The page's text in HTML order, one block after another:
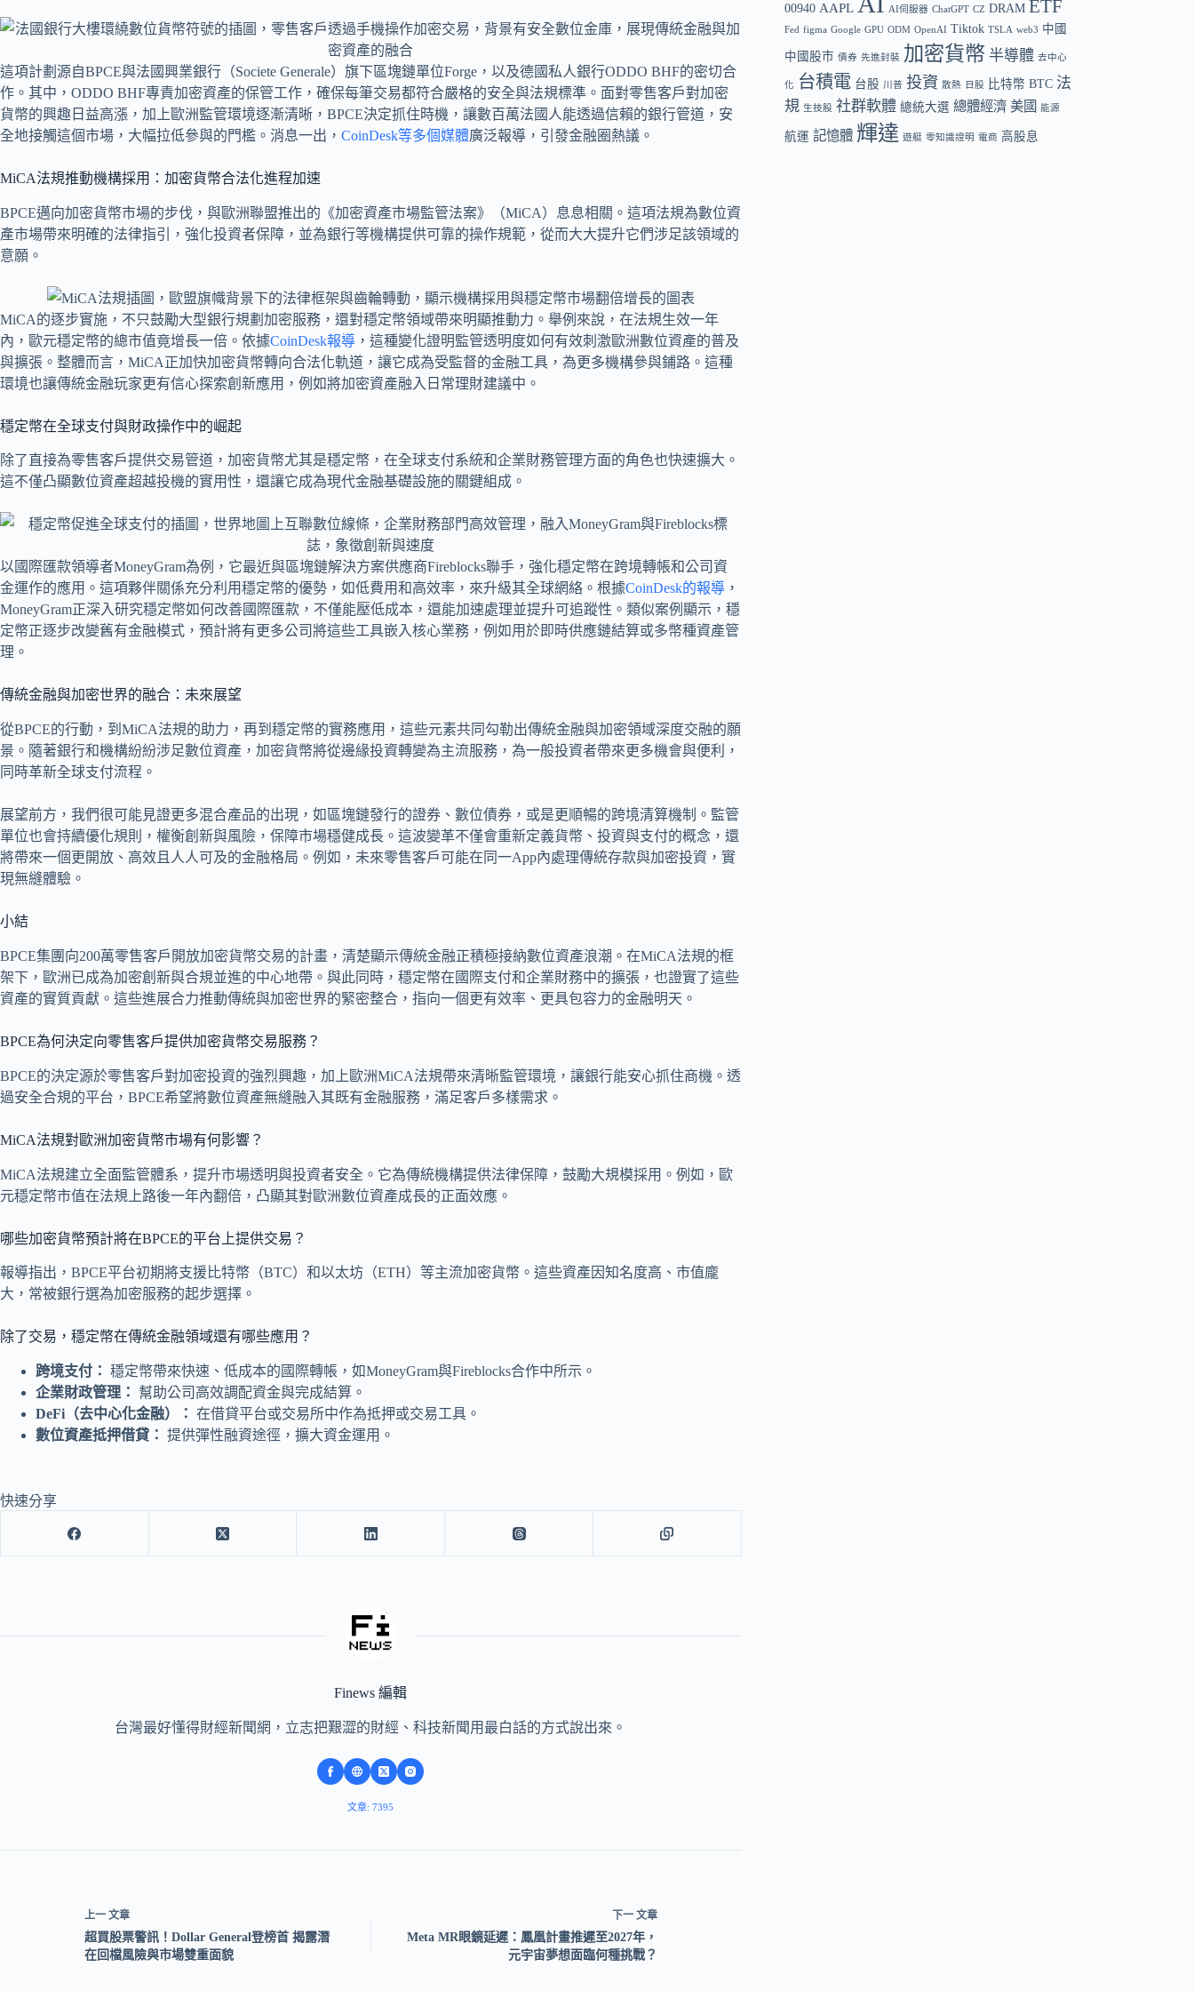
這項計劃源自BPCE與法國興業銀行（Societe Generale）旗下區塊鏈單位Forge，以及德國私人銀行ODDO BHF的密切合
作。其中，ODDO BHF專責加密資產的保管工作，確保每筆交易都符合嚴格的安全與法規標準。面對零售客戶對加密
貨幣的興趣日益高漲，加上歐洲監管環境逐漸清晰，BPCE決定抓住時機，讓數百萬法國人能透過信賴的銀行管道，安
全地接觸這個市場，大幅拉低參與的門檻。消息一出， CoinDesk等多個媒體廣泛報導，引發金融圈熱議。
MiCA法規推動機構採用：加密貨幣合法化進程加速
BPCE邁向加密貨幣市場的步伐，與歐洲聯盟推出的《加密資產市場監管法案》（MiCA）息息相關。這項法規為數位資
產市場帶來明確的法律指引，強化投資者保障，並為銀行等機構提供可靠的操作規範，從而大大提升它們涉足該領域的
意願。
MiCA的逐步實施，不只鼓勵大型銀行規劃加密服務，還對穩定幣領域帶來明顯推動力。舉例來說，在法規生效一年
內，歐元穩定幣的總市值竟增長一倍。依據CoinDesk報導 ，這種變化證明監管透明度如何有效刺激歐洲數位資產的普及
與擴張。整體而言，MiCA正加快加密貨幣轉向合法化軌道，讓它成為受監督的金融工具，為更多機構參與鋪路。這種
環境也讓傳統金融玩家更有信心探索創新應用，例如將加密資產融入日常理財建議中。
穩定幣在全球支付與財政操作中的崛起
除了直接為零售客戶提供交易管道，加密貨幣尤其是穩定幣，在全球支付系統和企業財務管理方面的角色也快速擴大。
這不僅凸顯數位資產超越投機的實用性，還讓它成為現代金融基礎設施的關鍵組成。
以國際匯款領導者MoneyGram為例，它最近與區塊鏈解決方案供應商Fireblocks聯手，強化穩定幣在跨境轉帳和公司資
金運作的應用。這項夥伴關係充分利用穩定幣的優勢，如低費用和高效率，來升級其全球網絡。根據CoinDesk的報導 ，
MoneyGram正深入研究穩定幣如何改善國際匯款，不僅能壓低成本，還能加速處理並提升可追蹤性。類似案例顯示，穩
定幣正逐步改變舊有金融模式，預計將有更多公司將這些工具嵌入核心業務，例如用於即時供應鏈結算或多幣種資產管
理。
傳統金融與加密世界的融合：未來展望
從BPCE的行動，到MiCA法規的助力，再到穩定幣的實務應用，這些元素共同勾勒出傳統金融與加密領域深度交融的願
景。隨著銀行和機構紛紛涉足數位資產，加密貨幣將從邊緣投資轉變為主流服務，為一般投資者帶來更多機會與便利，
同時革新全球支付流程。
展望前方，我們很可能見證更多混合產品的出現，如區塊鏈發行的證券、數位債券，或是更順暢的跨境清算機制。監管
單位也會持續優化規則，權衡創新與風險，保障市場穩健成長。這波變革不僅會重新定義貨幣、投資與支付的概念，還
將帶來一個更開放、高效且人人可及的金融格局。例如，未來零售客戶可能在同一App內處理傳統存款與加密投資，實
現無縫體驗。
小結
BPCE集團向200萬零售客戶開放加密貨幣交易的計畫，清楚顯示傳統金融正積極接納數位資產浪潮。在MiCA法規的框
架下，歐洲已成為加密創新與合規並進的中心地帶。與此同時，穩定幣在國際支付和企業財務中的擴張，也證實了這些
資產的實質貢獻。這些進展合力推動傳統與加密世界的緊密整合，指向一個更有效率、更具包容力的金融明天。
BPCE為何決定向零售客戶提供加密貨幣交易服務？
BPCE的決定源於零售客戶對加密投資的強烈興趣，加上歐洲MiCA法規帶來清晰監管環境，讓銀行能安心抓住商機。透
過安全合規的平台，BPCE希望將數位資產無縫融入其既有金融服務，滿足客戶多樣需求。
MiCA法規對歐洲加密貨幣市場有何影響？
MiCA法規建立全面監管體系，提升市場透明與投資者安全。它為傳統機構提供法律保障，鼓勵大規模採用。例如，歐
元穩定幣市值在法規上路後一年內翻倍，凸顯其對歐洲數位資產成長的正面效應。
哪些加密貨幣預計將在BPCE的平台上提供交易？
報導指出，BPCE平台初期將支援比特幣（BTC）和以太坊（ETH）等主流加密貨幣。這些資產因知名度高、市值龐
大，常被銀行選為加密服務的起步選擇。
除了交易，穩定幣在傳統金融領域還有哪些應用？
跨境支付： 穩定幣帶來快速、低成本的國際轉帳，如MoneyGram與Fireblocks合作中所示。
企業財政管理：
幫助公司高效調配資金與完成結算。
DeFi（去中心化金融）： 在借貸平台或交易所中作為抵押或交易工具。
數位資產抵押借貸： 提供彈性融資途徑，擴大資金運用。
快速分享
Finews 編輯
台灣最好懂得財經新聞網，立志把艱澀的財經、科技新聞用最白話的方式說出來。
文章: 7395
上一 文章
超買股票警訊！Dollar General登榜首 揭露潛
在回檔風險與市場雙重面貌
下一 文章
Meta MR眼鏡延遲：鳳凰計畫推遲至2027年，
元宇宙夢想面臨何種挑戰？
00940 AAPL AI伺服器 ChatGPT CZ DRAM ETF
Fed figma Google GPU ODM OpenAI Tiktok TSLA web3 中國
中國股市 債券 先進封裝 加密貨幣 半導體 去中心
化 台積電 台股 川普 投資 散熱 日股 比特幣 BTC 法
規 生技股 社群軟體 總統大選 總體經濟 美國 能源
航運 記憶體 輝達 遊艇 零知識證明 電商 高股息